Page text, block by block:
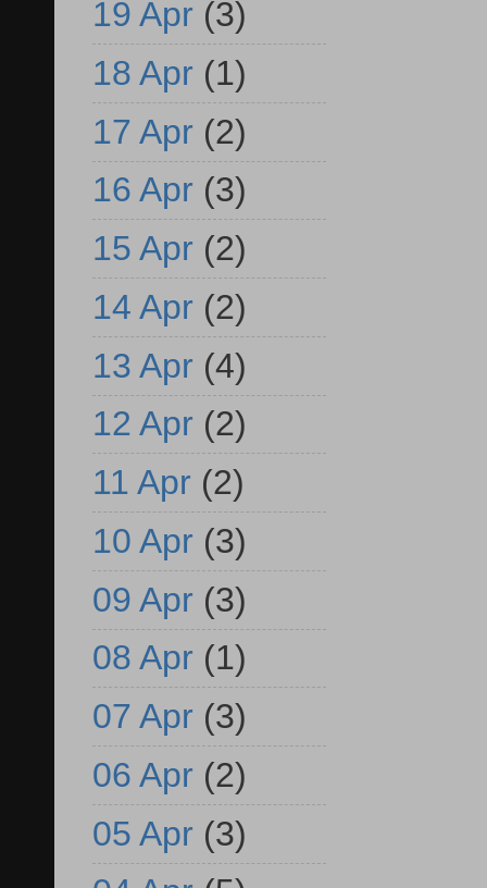
19 Apr (3)
18 Apr (1)
17 Apr (2)
16 Apr (3)
15 Apr (2)
14 Apr (2)
13 Apr (4)
12 Apr (2)
11 Apr (2)
10 Apr (3)
09 Apr (3)
08 Apr (1)
07 Apr (3)
06 Apr (2)
05 Apr (3)